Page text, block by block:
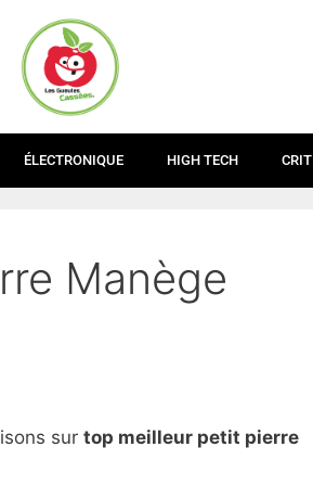
ÉLECTRONIQUE HIGH TECH
Manège
sur top meilleur petit pierre